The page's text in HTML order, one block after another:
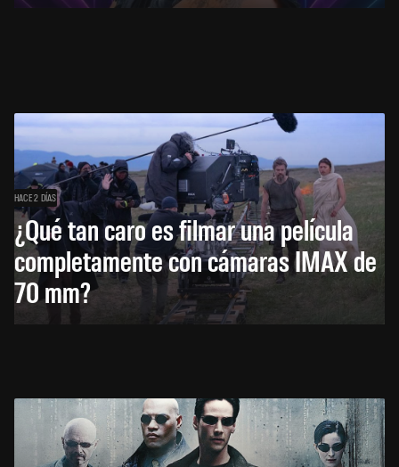
HACE 2 DÍAS
¿Qué tan caro es filmar una película
completamente con cámaras IMAX de
70 mm?